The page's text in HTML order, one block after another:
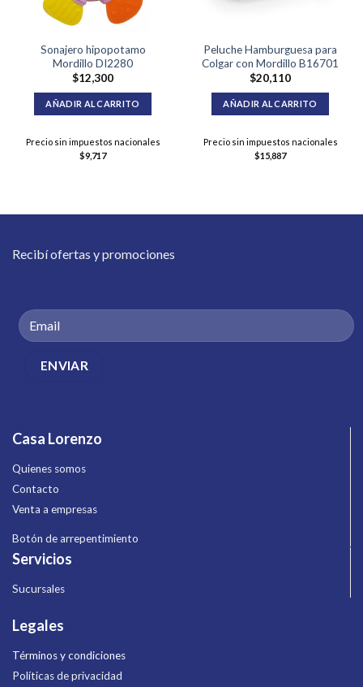
Sonajero hipopotamo
Mordillo DI2280
$12,300
AÑADIR AL CARRITO
Precio sin impuestos nacionales
$9,717
Peluche Hamburguesa para
Colgar con Mordillo B16701
$20,110
AÑADIR AL CARRITO
Precio sin impuestos nacionales
$15,887
Recibí ofertas y promociones
Casa Lorenzo
Quienes somos
Contacto
Venta a empresas
Botón de arrepentimiento
Servicios
Sucursales
Legales
Términos y condiciones
Políticas de privacidad